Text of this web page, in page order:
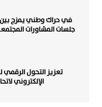
في حراك وطني يمزج بين
جلسات المشاورات
تعزيز التحول الرقمي
الإلكتروني